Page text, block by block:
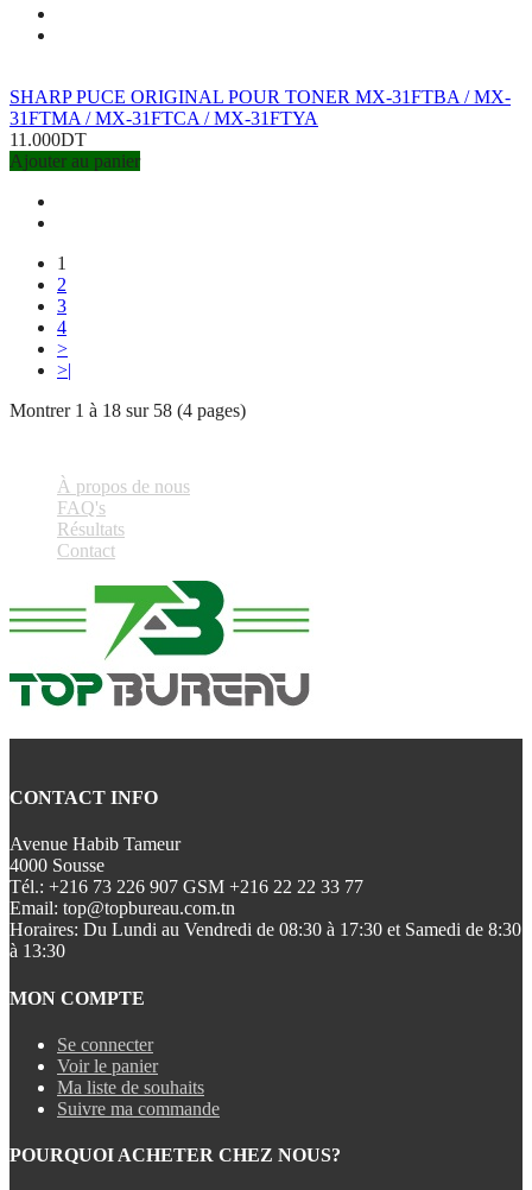
SHARP PUCE ORIGINAL POUR TONER MX-31FTBA / MX-
31FTMA / MX-31FTCA / MX-31FTYA
11.000DT
Ajouter au panier
1
2
3
4
>
>|
Montrer 1 à 18 sur 58 (4 pages)
À propos de nous
FAQ's
Résultats
Contact
CONTACT INFO
Avenue Habib Tameur
4000 Sousse
Tél.: +216 73 226 907 GSM +216 22 22 33 77
Email: top@topbureau.com.tn
Horaires: Du Lundi au Vendredi de 08:30 à 17:30 et Samedi de 8:30
à 13:30
MON COMPTE
Se connecter
Voir le panier
Ma liste de souhaits
Suivre ma commande
POURQUOI ACHETER CHEZ NOUS?